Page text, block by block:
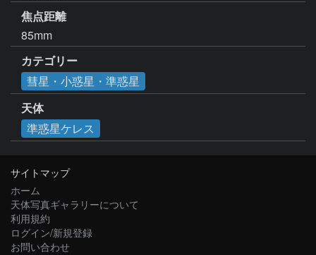
焦点距離
85mm
カテゴリー
彗星・小惑星・準惑星
天体
準惑星ケレス
サイトマップ
ホーム
天体写真ギャラリーについて
利用規約
ログイン/新規登録
お問い合わせ